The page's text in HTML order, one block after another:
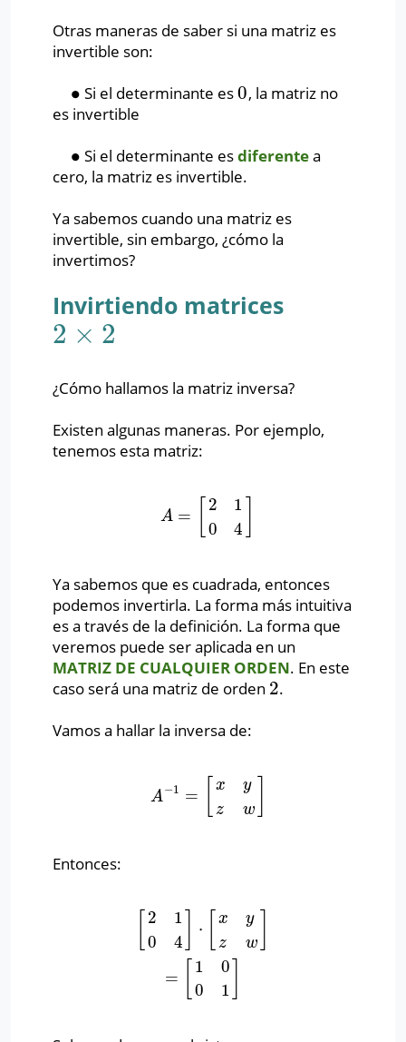
Otras maneras de saber si una matriz es
invertible son:
∙
∙ Si el determinante es0
0, la matriz no
es invertible
∙
∙ Si el determinante esdiferentea
cero, la matriz es invertible.
Ya sabemos cuando una matriz es
invertible, sin embargo, ¿cómo la
invertimos?
Invirtiendo matrices
2 × 2
2 ×2
¿Cómo hallamos la matriz inversa?
Existen algunas maneras. Por ejemplo,
tenemos esta matriz:
A =
2
0
1
4
A=
Ya sabemos que es cuadrada, entonces
podemos invertirla. La forma más intuitiva
es a través de la definición. La forma que
veremos puede ser aplicada en un
MATRIZ DE CUALQUIER ORDEN. En este
caso será una matriz de orden 2
2.
Vamos a hallar la inversa de:
A −1 =
x
z
y
w
A− 1=
Entonces:
2
0
1
4
⋅
x
z
y
w
=
1
0
0
1
yz 00